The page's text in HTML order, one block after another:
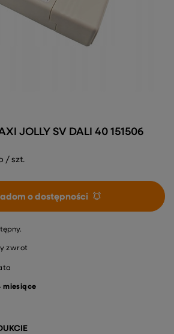
/ szt.
o dostępności
JOLLY SV DALI 40 151506
zwrot
miesiące